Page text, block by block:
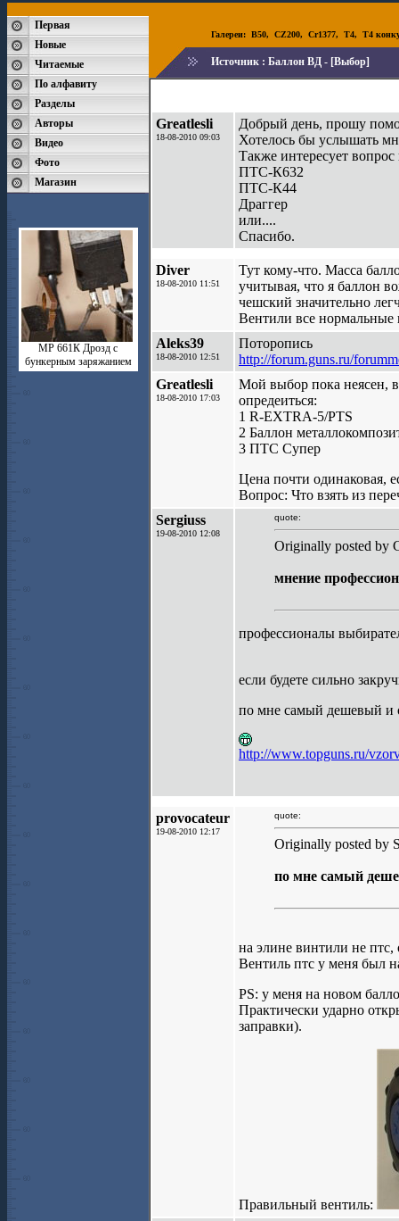
Первая
Новые
Читаемые
По алфавиту
Разделы
Авторы
Видео
Фото
Магазин
МР 661К Дрозд с
бункерным заряжанием
Галереи: B50, CZ200, Cr1377, T4, T4
Источник : Баллон ВД - [Выбор]
Greatlesli
18-08-2010 09:03
Добрый день, прошу
Хотелось бы услышать
Также интересует вопрос
ПТС-К632
ПТС-К44
Драггер
или....
Спасибо.
Diver
18-08-2010 11:51
Тут кому-что. Масса
учитывая, что я баллон
чешский значительно
Вентили все нормальные
Aleks39
18-08-2010 12:51
Поторопись
http://forum.guns.ru/
Greatlesli
18-08-2010 17:03
Мой выбор пока неясен,
опредеиться:
1 R-EXTRA-5/PTS
2 Баллон
3 ПТС Супер
Цена почти одинаковая,
Вопрос: Что взять из
Sergiuss
19-08-2010 12:08
quote:
Originally posted by
мнение
профессионалы
если будете сильно
по мне самый дешевый
http://www.topguns.ru/
provocateur
19-08-2010 12:17
quote:
Originally posted by
по мне самый
на элине винтили не птс,
Вентиль птс у меня был
PS: у меня на новом
Практически ударно
заправки).
Правильный вентиль: